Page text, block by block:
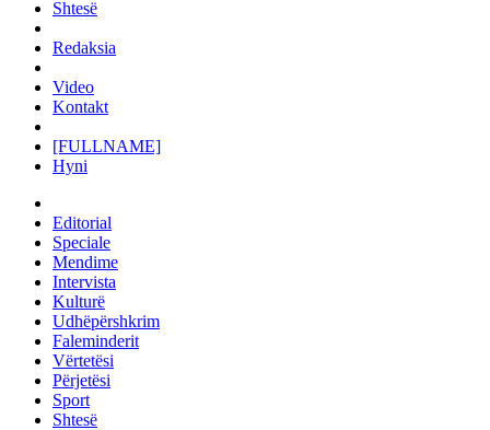
Shtesë
Redaksia
Video
Kontakt
[FULLNAME]
Hyni
Editorial
Speciale
Mendime
Intervista
Kulturë
Udhëpërshkrim
Faleminderit
Vërtetësi
Përjetësi
Sport
Shtesë